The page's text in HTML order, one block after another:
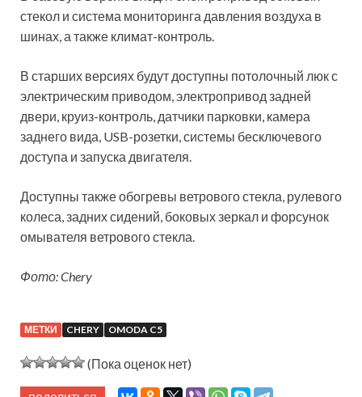
стекол и система мониторинга давления воздуха в
шинах, а также климат-контроль.
В старших версиях будут доступны потолочный люк с
электрическим приводом, электропривод задней
двери, круиз-контроль, датчики парковки, камера
заднего вида, USB-розетки, системы бесключевого
доступа и запуска двигателя.
Доступны также обогревы ветрового стекла, рулевого
колеса, задних сидений, боковых зеркал и форсунок
омывателя ветрового стекла.
Фото: Chery
МЕТКИ CHERY OMODA C5
(Пока оценок нет)